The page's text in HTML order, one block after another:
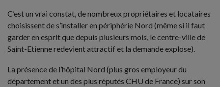
C’est un vrai constat, de nombreux propriétaires et locataires
choisissent de s’installer en périphérie Nord (même si il faut
garder en esprit que depuis plusieurs mois, le centre-ville de
Saint-Etienne redevient attractif et la demande explose).
La présence de l’hôpital Nord (plus gros employeur du
département et un des plus réputés CHU de France) sur son